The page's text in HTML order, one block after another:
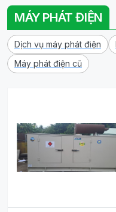
MÁY PHÁT ĐIỆN
Dịch vụ máy phát điện
Máy phát điện cũ